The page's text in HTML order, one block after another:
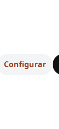
Configurar